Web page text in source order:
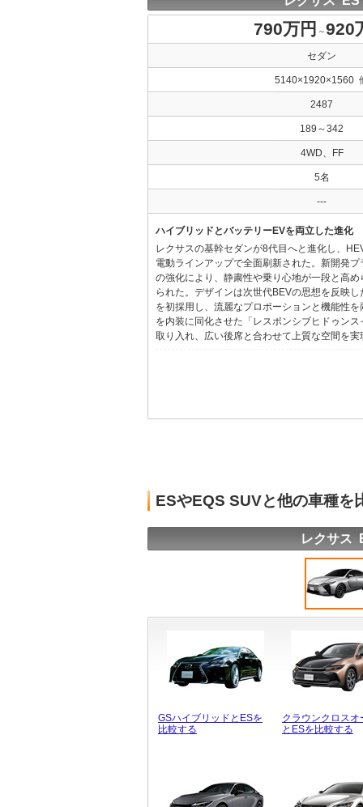
790万円 ～920
セダン
5140×1920×1560
2487
189～342
4WD、FF
5名
---
ハイブリッドとバッテリーEVを両立した進化
レクサスの基幹セダンが8代目へと進化し、
電動ラインアップで全面刷新された。新開発
の強化により、静粛性や乗り心地が一段と高
られた。デザインは次世代BEVの思想を反映
を初採用し、流麗なプロポーションと機能性
を内装に同化させた「レスポンシブヒドゥン
取り入れ、広い後席と合わせて上質な空間を
ESやEQS SUVと他の車種を
レクサス
GSハイブリッドとESを
比較する
クラウンクロスオ
とESを比較する